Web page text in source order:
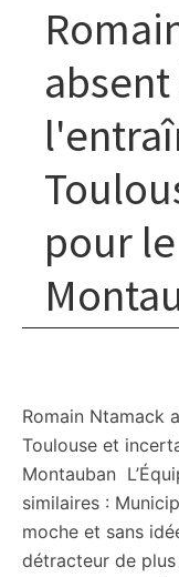
absent
pour
Romain Ntamack
Toulouse et
Montauban
similaires :
moche et sans
détracteur de